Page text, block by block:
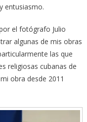
entusiasmo.
el fotógrafo Julio
algunas de mis obras
las que
religiosas cubanas de
obra desde 2011